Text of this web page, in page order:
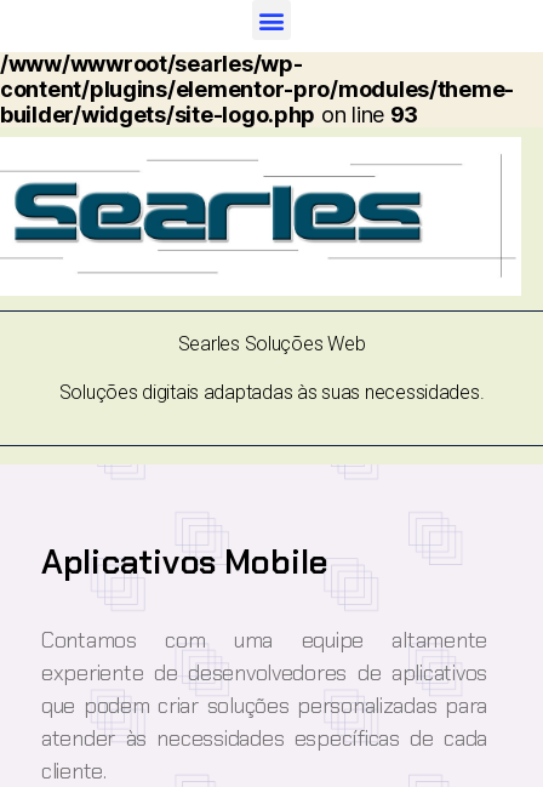
: Undefined array key "options" in
/www/wwwroot/searles/wp-
content/plugins/elementor-pro/modules/theme-
builder/widgets/site-logo.php on line 93
Searles Soluções Web
Soluções digitais adaptadas às suas necessidades.
Aplicativos Mobile
Contamos com uma equipe altamente
experiente de desenvolvedores de aplicativos
que podem criar soluções personalizadas para
atender às necessidades específicas de cada
cliente.